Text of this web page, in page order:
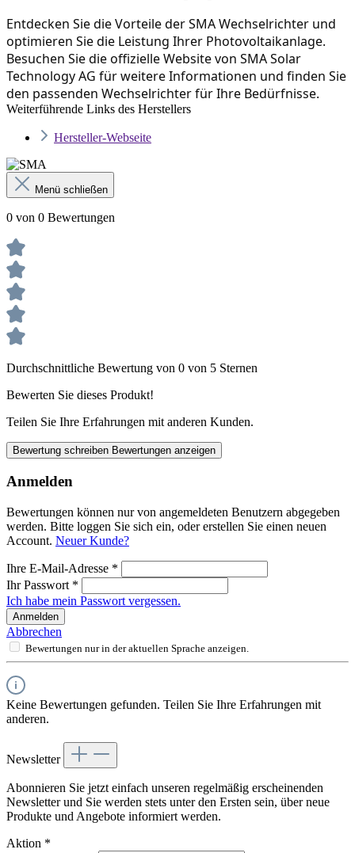
Entdecken Sie die Vorteile der SMA Wechselrichter und
optimieren Sie die Leistung Ihrer Photovoltaikanlage.
Besuchen Sie die offizielle Website von SMA Solar
Technology AG für weitere Informationen und finden Sie
den passenden Wechselrichter für Ihre Bedürfnisse.
Weiterführende Links des Herstellers
Hersteller-Webseite
Menü schließen
0 von 0 Bewertungen
Durchschnittliche Bewertung von 0 von 5 Sternen
Bewerten Sie dieses Produkt!
Teilen Sie Ihre Erfahrungen mit anderen Kunden.
Bewertung schreiben Bewertungen anzeigen
Anmelden
Bewertungen können nur von angemeldeten Benutzern abgegeben
werden. Bitte loggen Sie sich ein, oder erstellen Sie einen neuen
Account. Neuer Kunde?
Ihre E-Mail-Adresse *
Ihr Passwort *
Ich habe mein Passwort vergessen.
Anmelden
Abbrechen
Bewertungen nur in der aktuellen Sprache anzeigen.
Keine Bewertungen gefunden. Teilen Sie Ihre Erfahrungen mit
anderen.
Newsletter
Abonnieren Sie jetzt einfach unseren regelmäßig erscheinenden
Newsletter und Sie werden stets unter den Ersten sein, über neue
Produkte und Angebote informiert werden.
Aktion *